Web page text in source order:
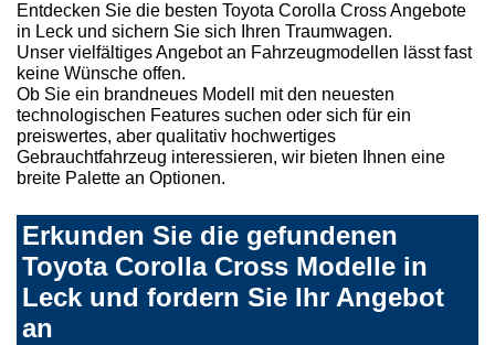
Entdecken Sie die besten Toyota Corolla Cross Angebote
in Leck und sichern Sie sich Ihren Traumwagen.
Unser vielfältiges Angebot an Fahrzeugmodellen lässt fast
keine Wünsche offen.
Ob Sie ein brandneues Modell mit den neuesten
technologischen Features suchen oder sich für ein
preiswertes, aber qualitativ hochwertiges
Gebrauchtfahrzeug interessieren, wir bieten Ihnen eine
breite Palette an Optionen.
Erkunden Sie die gefundenen
Toyota Corolla Cross Modelle in
Leck und fordern Sie Ihr Angebot
an